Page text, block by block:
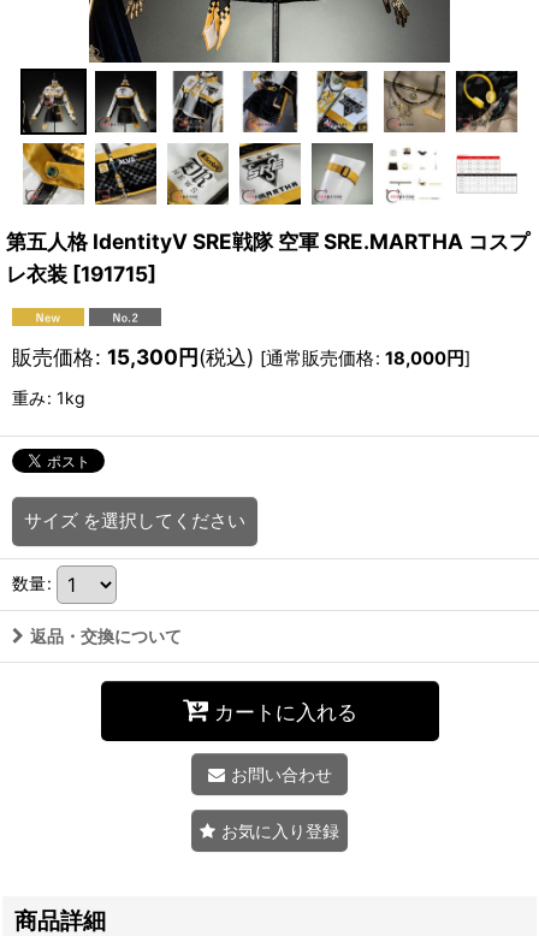
第五人格 IdentityV SRE戦隊 空軍 SRE.MARTHA コスプ
レ衣装 [191715]
販売価格: 15,300円(税込) [通常販売価格: 18,000円]
重み: 1kg
サイズ を選択してください
数量:
返品・交換について
カートに入れる
お問い合わせ
お気に入り登録
商品詳細